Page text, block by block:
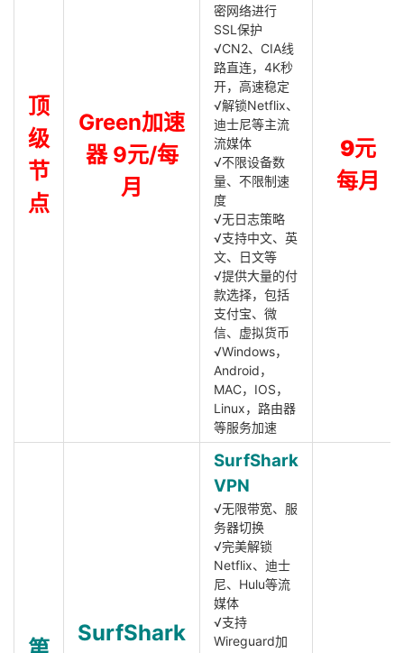
顶
级
节
点
Green加速
器 9元/每
月
密网络进行
SSL保护
√CN2、CIA线
路直连，4K秒
开，高速稳定
√解锁Netflix、
迪士尼等主流
流媒体
√不限设备数
量、不限制速
度
√无日志策略
√支持中文、英
文、日文等
√提供大量的付
款选择，包括
支付宝、微
信、虚拟货币
√Windows，
Android，
MAC，IOS，
Linux，路由器
等服务加速
9元
每月
SurfShark
SurfShark
VPN
√无限带宽、服
务器切换
√完美解锁
Netflix、迪士
尼、Hulu等流
媒体
√支持
Wireguard加